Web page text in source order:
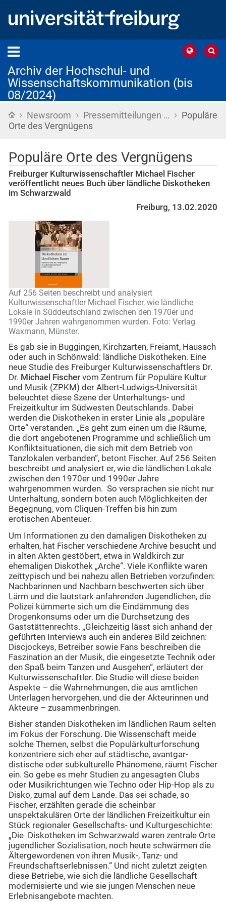
Archiv der Hochschul- und
Wissenschaftskommunikation (bis
08/2024)
Startseite
› Newsroom › Pressemitteilungen … › Populäre
Orte des Vergnügens
Populäre Orte des Vergnügens
Freiburger Kulturwissenschaftler Michael Fischer
veröffentlicht neues Buch über ländliche Diskotheken
im Schwarzwald
Freiburg, 13.02.2020
Auf 256 Seiten beschreibt und analysiert
Kulturwissenschaftler Michael Fischer, wie ländliche
Lokale in Süddeutschland zwischen den 1970er und
1990er Jahren wahrgenommen wurden. Foto: Verlag
Waxmann, Münster.
Es gab sie in Buggingen, Kirchzarten, Freiamt, Hausach
oder auch in Schönwald: ländliche Diskotheken. Eine
neue Studie des Freiburger Kulturwissenschaftlers Dr.
Dr. Michael Fischer vom Zentrum für Populäre Kultur
und Musik (ZPKM) der Albert-Ludwigs-Universität
beleuchtet diese Szene der Unterhaltungs- und
Freizeitkultur im Südwesten Deutschlands. Dabei
werden die Diskotheken in erster Linie als „populäre
Orte“ verstanden. „Es geht zum einen um die Räume,
die dort angebotenen Programme und schließlich um
Konfliktsituationen, die sich mit dem Betrieb von
Tanzlokalen verbanden“, betont Fischer. Auf 256 Seiten
beschreibt und analysiert er, wie die ländlichen Lokale
zwischen den 1970er und 1990er Jahre
wahrgenommen wurden. So versprachen sie nicht nur
Unterhaltung, sondern boten auch Möglichkeiten der
Begegnung, vom Cliquen-Treffen bis hin zum
erotischen Abenteuer.
Um Informationen zu den damaligen Diskotheken zu
erhalten, hat Fischer verschiedene Archive besucht und
in alten Akten gestöbert, etwa in Waldkirch zur
ehemaligen Diskothek „Arche“. Viele Konflikte waren
zeittypisch und bei nahezu allen Betrieben vorzufinden:
Nachbarinnen und Nachbarn beschwerten sich über
Lärm und die lautstark anfahrenden Jugendlichen, die
Polizei kümmerte sich um die Eindämmung des
Drogenkonsums oder um die Durchsetzung des
Gaststättenrechts. „Gleichzeitig lässt sich anhand der
geführten Interviews auch ein anderes Bild zeichnen:
Discjockeys, Betreiber sowie Fans beschreiben die
Faszination an der Musik, die eingesetzte Technik oder
den Spaß beim Tanzen und Ausgehen“, erläutert der
Kulturwissenschaftler. Die Studie will diese beiden
Aspekte – die Wahrnehmungen, die aus amtlichen
Unterlagen hervorgehen, und die der Akteurinnen und
Akteure – zusammenbringen.
Bisher standen Diskotheken im ländlichen Raum selten
im Fokus der Forschung. Die Wissenschaft meide
solche Themen, selbst die Populärkulturforschung
konzentriere sich eher auf städtische, avantgar­
distische oder subkulturelle Phänomene, räumt Fischer
ein. So gebe es mehr Studien zu angesagten Clubs
oder Musikrichtungen wie Techno oder Hip-Hop als zu
Disko, zumal auf dem Lande. Das sei schade, so
Fischer, erzählten gerade die scheinbar
unspektakulären Orte der ländlichen Freizeitkultur ein
Stück regionaler Gesellschafts- und Kulturgeschichte:
„Die Diskotheken im Schwarzwald waren zentrale Orte
jugendlicher Sozialisation, noch heute schwärmen die
Ältergewordenen von ihren Musik-, Tanz- und
Freundschaftserlebnissen.“ Und nicht zuletzt zeigten
diese Betriebe, wie sich die ländliche Gesellschaft
modernisierte und wie sie jungen Menschen neue
Erlebnisangebote machten.